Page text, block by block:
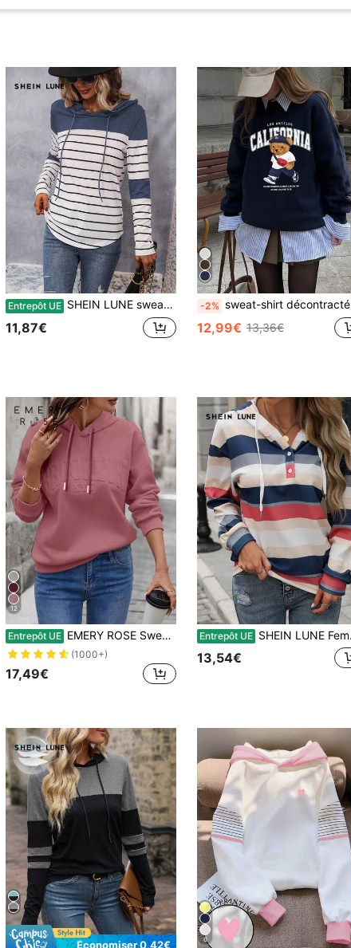
Entrepôt UE SHEIN LUNE sweat-shirt à capuche à cordon de serrage blocs de couleurs rayé, sweat-shirt à capuche décontracté à manches longues et col à capuche pour femmes au printemps/automne. Coupe régulière, manches régulières, bleu marine régulier, hauts avec capuche pour femmes
11,87€
-2% sweat-shirt décontracté à col ras-du-cou à manches longues avec graphique d'ours de Californie pour femmes, printemps
12,99€ 13,36€
12
Entrepôt UE EMERY ROSE Sweat-shirt à capuche ample et décontracté pour femmes avec impression de lettres 3D, remise des diplômes, enseignant, retour à l'école, sweat-shirt d'automne
(1000+)
17,49€
Entrepôt UE SHEIN LUNE Femmes sweat-shirt à capuche ample à épaules tombantes rayé coloré, printemps automne, remise des diplômes, rentrée scolaire, enseignant, rentrée des classes automne
13,54€
Économiser 0,42€ 6